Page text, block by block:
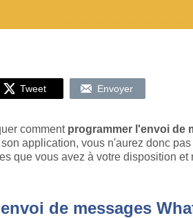
Tweet Envoyer
commentprogrammer l'envoi de
application, vous n'aurez donc
que vous avez à votre disposition
de messages